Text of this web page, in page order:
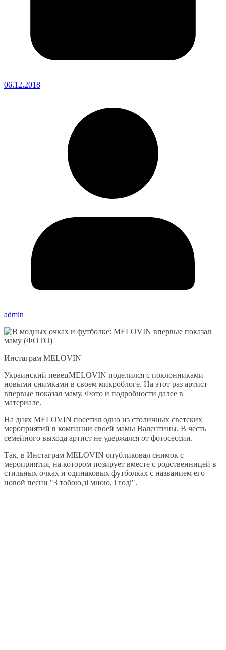
06.12.2018
admin
Инстаграм MELOVIN
Украинский певецMELOVIN поделился с поклонниками
новыми снимками в своем микроблоге. На этот раз артист
впервые показал маму. Фото и подробности далее в
материале.
На днях MELOVIN посетил одно из столичных светских
мероприятий в компании своей мамы Валентины. В честь
семейного выхода артист не удержался от фотосессии.
Так, в Инстаграм MELOVIN опубликовал снимок с
мероприятия, на котором позирует вместе с родственницей в
стильных очках и одинаковых футболках с названием его
новой песни "З тобою,зі мною, і годі".